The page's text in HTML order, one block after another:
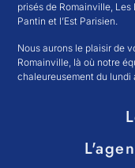
prisés de Romainville,
Pantin et l’Est Parisien.
Nous aurons le plaisir de
Romainville, là où notre
chaleureusement du lundi